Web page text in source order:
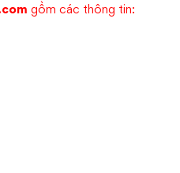
gồm các thông tin: